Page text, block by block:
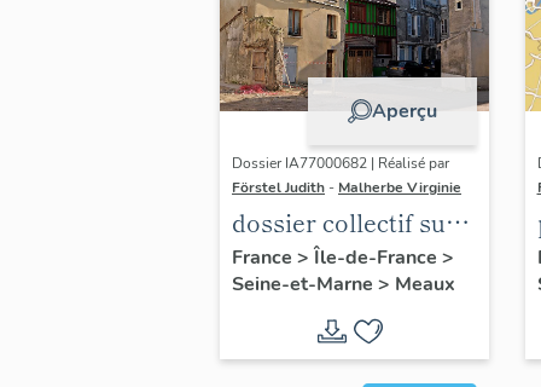
Aperçu
Dossier IA77000682 | Réalisé par
Förstel Judith - Malherbe Virginie
dossier collectif sur
les cours communes
du Faubourg Saint-
France > Île-de-France >
Seine-et-Marne > Meaux